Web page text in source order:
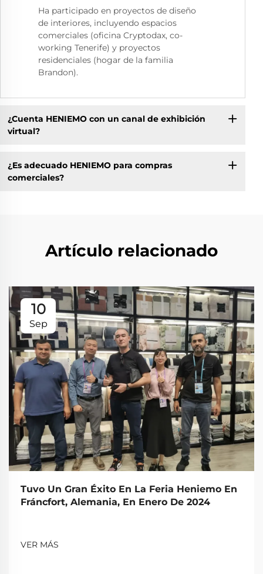
Ha participado en proyectos de diseño
de interiores, incluyendo espacios
comerciales (oficina Cryptodax, co-
working Tenerife) y proyectos
residenciales (hogar de la familia
Brandon).
¿Cuenta HENIEMO con un canal de exhibición
virtual?
¿Es adecuado HENIEMO para compras
comerciales?
Artículo relacionado
10
Sep
Tuvo Un Gran Éxito En La Feria Heniemo En
Fráncfort, Alemania, En Enero De 2024
VER MÁS